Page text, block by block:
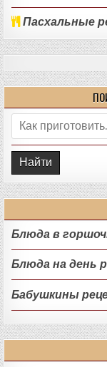
Пасхальные
Поиск:
Блюда в
Блюда на день
Бабушкины